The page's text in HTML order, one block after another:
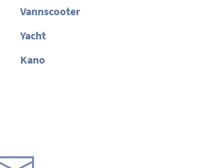
Vannscooter
Yacht
Kano